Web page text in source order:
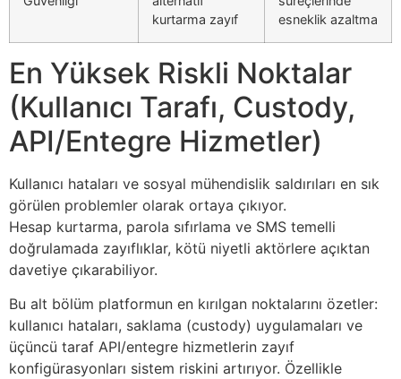
kurtarma zayıf
esneklik azaltma
En Yüksek Riskli Noktalar
(Kullanıcı Tarafı, Custody,
API/Entegre Hizmetler)
Kullanıcı hataları ve sosyal mühendislik saldırıları en sık
görülen problemler olarak ortaya çıkıyor.
Hesap kurtarma, parola sıfırlama ve SMS temelli
doğrulamada zayıflıklar, kötü niyetli aktörlere açıktan
davetiye çıkarabiliyor.
Bu alt bölüm platformun en kırılgan noktalarını özetler:
kullanıcı hataları, saklama (custody) uygulamaları ve
üçüncü taraf API/entegre hizmetlerin zayıf
konfigürasyonları sistem riskini artırıyor. Özellikle